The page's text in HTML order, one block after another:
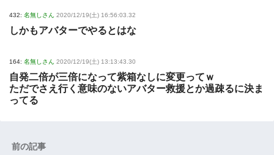
432: 名無しさん 2020/12/19(土) 16:56:03.32
しかもアバターでやるとはな
164: 名無しさん 2020/12/19(土) 13:13:43.30
自発二倍が三倍になって紫箱なしに変更ってｗ
ただでさえ行く意味のないアバター救援とか過疎るに決ま
ってる
前の記事